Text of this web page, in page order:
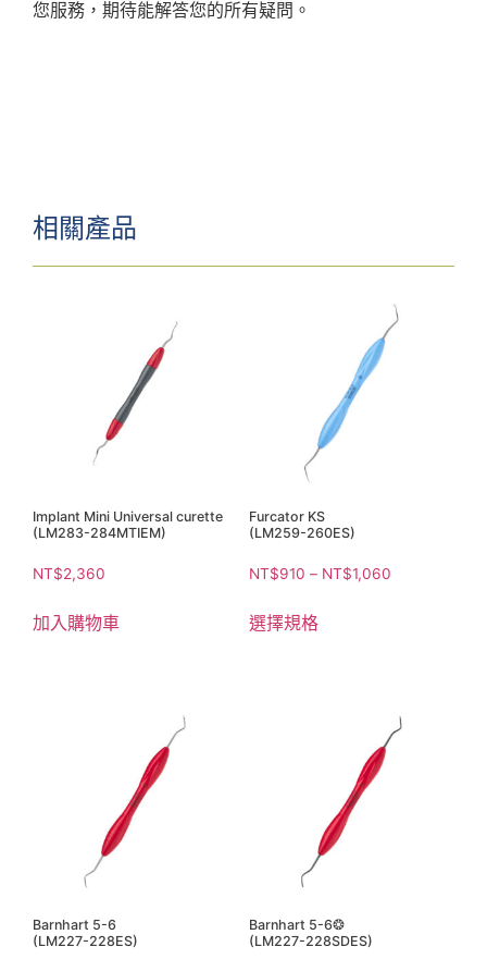
相關產品
Implant Mini Universal curette
(LM283-284MTIEM)
NT$2,360
加入購物車
Furcator KS
(LM259-260ES)
NT$910 – NT$1,060
選擇規格
Barnhart 5-6
(LM227-228ES)
Barnhart 5-6❂
(LM227-228SDES)